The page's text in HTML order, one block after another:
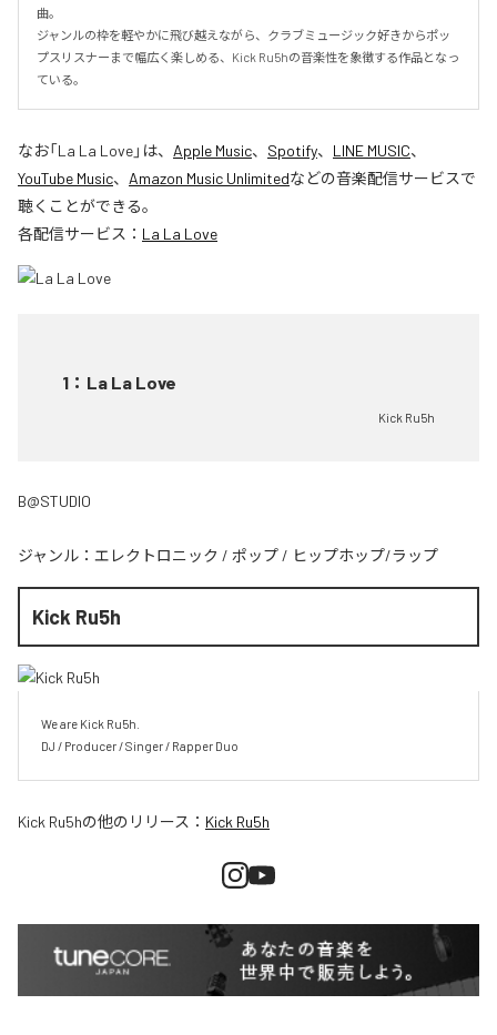
曲。
ジャンルの枠を軽やかに飛び越えながら、クラブミュージック好きからポッ
プスリスナーまで幅広く楽しめる、Kick Ru5hの音楽性を象徴する作品となっ
ている。
なお「La La Love」は、 Apple Music、 Spotify、 LINE MUSIC、
YouTube Music、 Amazon Music Unlimitedなどの音楽配信サービスで
聴くことができる。
各配信サービス： La La Love
1 ： La La Love
Kick Ru5h
B@STUDIO
ジャンル： エレクトロニック / ポップ / ヒップホップ/ラップ
Kick Ru5h
We are Kick Ru5h.
DJ / Producer / Singer / Rapper Duo
Kick Ru5hの他のリリース： Kick Ru5h